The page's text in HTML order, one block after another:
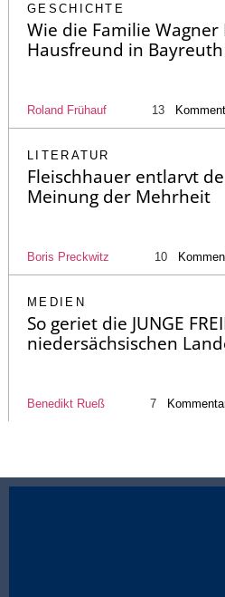
GESCHICHTE
Wie die Familie
Hausfreund in
Roland Frühauf 13
LITERATUR
Fleischhauer entlarvt
Meinung der Mehrheit
Boris Preckwitz 10
MEDIEN
So geriet die JUNGE
niedersächsischen
Benedikt Rueß 7